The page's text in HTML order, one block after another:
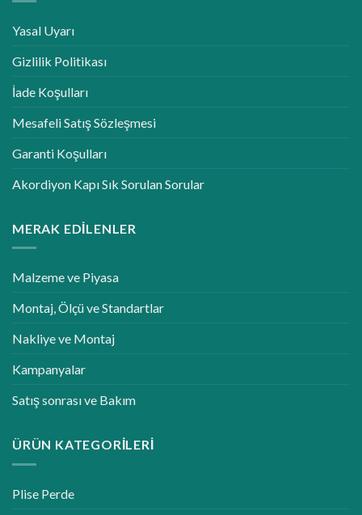
Yasal Uyarı
Gizlilik Politikası
İade Koşulları
Mesafeli Satış Sözleşmesi
Garanti Koşulları
Akordiyon Kapı Sık Sorulan Sorular
MERAK EDILENLER
Malzeme ve Piyasa
Montaj, Ölçü ve Standartlar
Nakliye ve Montaj
Kampanyalar
Satış sonrası ve Bakım
ÜRÜN KATEGORILERI
Plise Perde